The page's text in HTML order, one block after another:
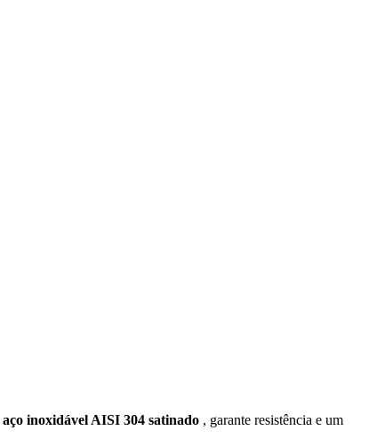
aço inoxidável AISI 304 satinado , garante resistência e um